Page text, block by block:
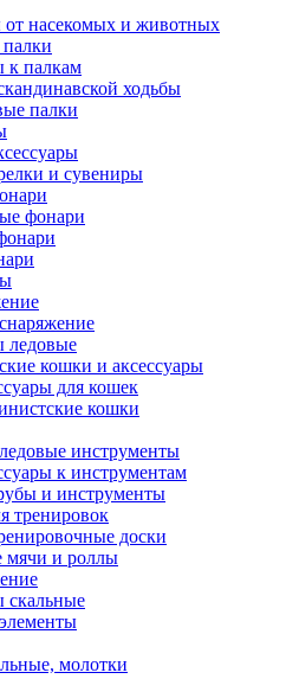
от насекомых и животных
палки
к палкам
ходьбы
палки
и сувениры
фонари
ледовые
кошки и аксессуары
для кошек
кошки
инструменты
к инструментам
и инструменты
тренировок
доски
мячи и роллы
скальные
молотки